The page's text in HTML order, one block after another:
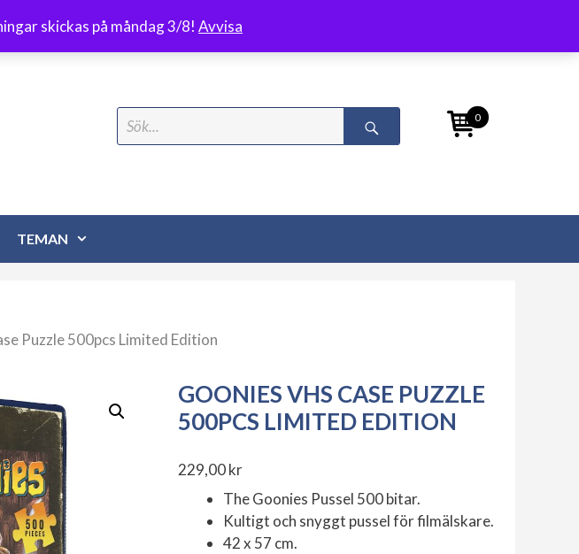
skickas på måndag 3/8! Avvisa
Search
for:
0
TEMAN
Puzzle 500pcs Limited Edition
GOONIES VHS CASE PUZZLE
500PCS LIMITED EDITION
229,00kr
The Goonies Pussel 500 bitar.
Kultigt och snyggt pussel för filmälskare.
42 x 57 cm.